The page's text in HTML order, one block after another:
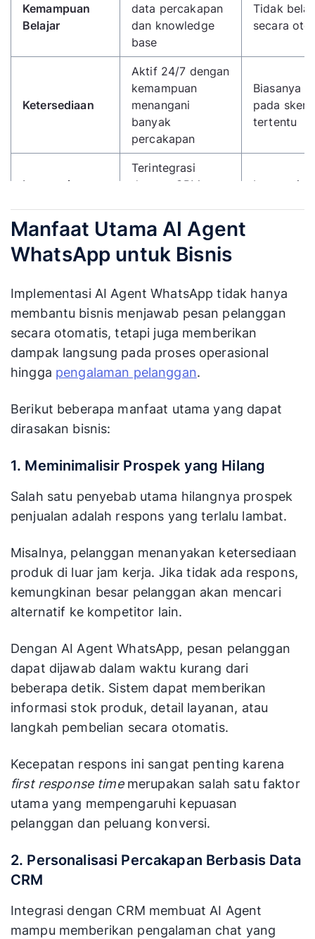
Kemampuan
Belajar
data percakapan
dan knowledge
base
Tidak
secara
Ketersediaan
Aktif 24/7 dengan
kemampuan
menangani
banyak
percakapan
Biasanya
pada
tertentu
Integrasi
Terintegrasi
dengan CRM,
sistem bisnis
Integrasi
Respons dapat
disesuaikan
pelanggan
generik
Operasional
Lebih efisien
dalam jangka
panjang
intervensi
Skalabilitas
Dapat menangani
sekaligus
Sulit
Penanganan
Isu Kompleks
workflow
otomatis atau
manusia
Umumnya
mampu
kompleks
Manfaat Utama AI Agent
WhatsApp untuk Bisnis
Implementasi AI Agent WhatsApp tidak hanya
membantu bisnis menjawab pesan pelanggan
secara otomatis, tetapi juga memberikan
dampak langsung pada proses operasional
hingga pengalaman pelanggan.
Berikut beberapa manfaat utama yang dapat
dirasakan bisnis:
1. Meminimalisir Prospek yang Hilang
Salah satu penyebab utama hilangnya prospek
penjualan adalah respons yang terlalu lambat.
Misalnya, pelanggan menanyakan ketersediaan
produk di luar jam kerja. Jika tidak ada respons,
kemungkinan besar pelanggan akan mencari
alternatif ke kompetitor lain.
Dengan AI Agent WhatsApp, pesan pelanggan
dapat dijawab dalam waktu kurang dari
beberapa detik. Sistem dapat memberikan
informasi stok produk, detail layanan, atau
langkah pembelian secara otomatis.
Kecepatan respons ini sangat penting karena
first response timemerupakan salah satu faktor
utama yang mempengaruhi kepuasan
pelanggan dan peluang konversi.
2. Personalisasi Percakapan Berbasis Data
CRM
Integrasi dengan CRM membuat AI Agent
mampu memberikan pengalaman chat yang